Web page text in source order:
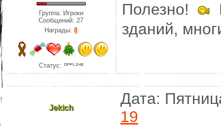
Группа: Игроки
Сообщений:27
Награды:8
Статус:
Полезно!
зданий,
Jekich
Дата:
19